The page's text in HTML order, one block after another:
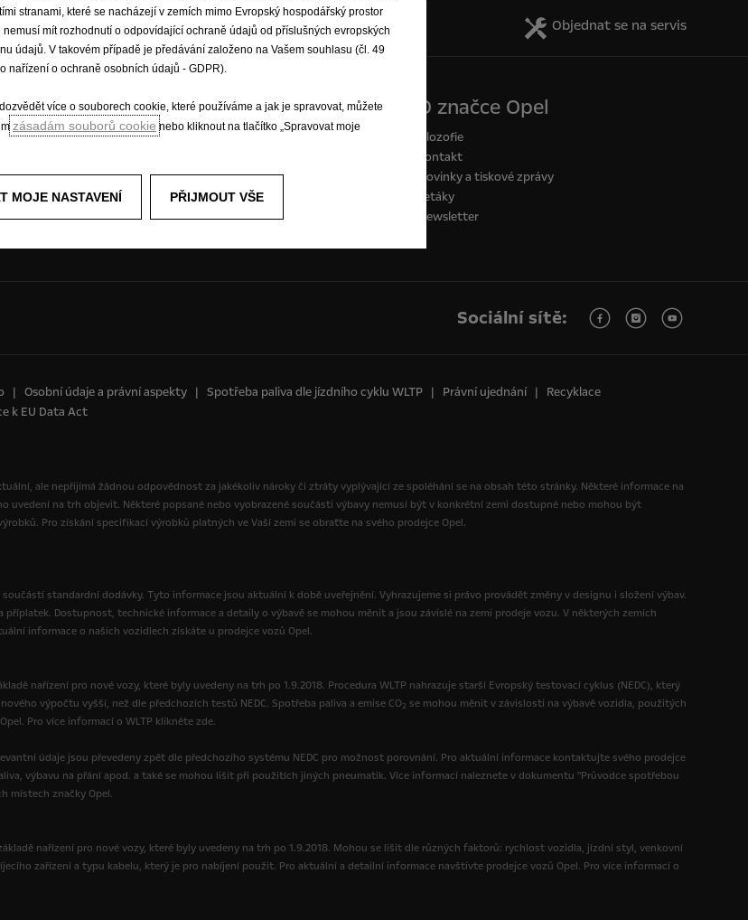
Skladové vozy Ceníky a katalogy Objednat se na servis
Objevte Opel
Infozábavní systémy
Opel Connect
Opel lifestyle shop
Opel Experimental
O značce Opel
Filozofie
Kontakt
Novinky a tiskové zprávy
Letáky
Newsletter
Sociální sítě:
Osobní údaje a právní aspekty Spotřeba paliva dle jízdního cyklu WLTP Právní ujednání
Recyklace
k EU Data Act
ale nepřijímá žádnou odpovědnost za jakékoliv nároky či ztráty vyplývající ze spoléhání se na obsah této stránky. Některé informace na
uvedení na trh objevit. Některé popsané nebo vyobrazené součásti výbavy nemusí být v konkrétní zemi dostupné nebo mohou být
Pro získání specifikací výrobků platných ve Vaší zemi se obraťte na svého prodejce Opel.
standardní dodávky. Tyto informace jsou aktuální k době uveřejnění. Vyhrazujeme si právo provádět změny v designu i složení výbav.
Dostupnost, technické informace a detaily o výbavě se mohou měnit a jsou závislé na zemi prodeje vozu. V některých zemích
informace o našich vozidlech získáte u prodejce vozů Opel.
nařízení pro nové vozy, které byly uvedeny na trh po 1.9.2018. Procedura WLTP nahrazuje starší Evropský testovací cyklus (NEDC), který
výpočtu vyšší, než dle předchozích testů NEDC. Spotřeba paliva a emise CO2 se mohou měnit v závislosti na výbavě vozidla, použitých
Pro více informací o WLTP klikněte zde.
údaje jsou převedeny zpět dle předchozího systému NEDC pro možnost porovnání. Pro aktuální informace kontaktujte svého prodejce
výbavu na přání apod. a také se mohou lišit při použitích jiných pneumatik. Více informací naleznete v dokumentu "Průvodce spotřebou
místech značky Opel.
nařízení pro nové vozy, které byly uvedeny na trh po 1.9.2018. Mohou se lišit dle různých faktorů: rychlost vozidla, jízdní styl, venkovní
zařízení a typu kabelu, který je pro nabíjení použit. Pro aktuální a detailní informace navštivte prodejce vozů Opel. Pro více informací o
stranami, které se nacházejí v zemích mimo Evropský hospodářský prostor
nemusí mít rozhodnutí o odpovídající ochraně údajů od příslušných evropských
údajů. V takovém případě je předávání založeno na Vašem souhlasu (čl. 49
nařízení o ochraně osobních údajů - GDPR).
více o souborech cookie, které používáme a jak je spravovat, můžete
zásadám souborů cookie nebo kliknout na tlačítko „Spravovat moje
MOJE NASTAVENÍ PŘIJMOUT VŠE